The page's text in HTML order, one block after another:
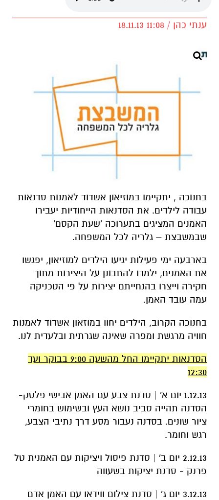
ענתי כהן / 11:08 18.11.13
בחנוכה , יתקיימו במוזיאון אשדוד לאמנות סדנאות
עבודה לילדים. את הסדנאות הייחודיות יעבירו
האמנים המציגים בתערוכה 'שעת הקסם'
שבמשבצת – גלריה לכל המשפחה.
בארבעה ימי פעילות יגיעו הילדים למוזיאון, יפגשו
את האמנים, ילמדו להתבונן על היצירות מתוך
חקירה וייצרו בהנחייתם יצירות על פי הטכניקה
עמה עובד האמן.
בחנוכה הקרוב, הילדים יחוו במוזאון אשדוד לאמנות
חוויה מרגשת ומפרה שאינה שגרתית ובלעדית לנו.
הסדנאות יתקיימו החל מהשעה 9:00 בבוקר ועד
12:30
1.12.13 יום א' | סדנת צבע עם האמן אבישי פלטק-
הסדנה תהייה סביב נושא העץ ובשימוש בחומרי
ציור שונים. בסדנה נעבור מסע דרך נתיבי הצבע,
רגש וחומר.
2.12.13 יום ב' | סדנת פיסול ויציקות עם האמנית טל
פרנק - סדנת יציקות בשעווה
3.12.13 יום ג' | סדנת צילום ווידאו עם האמן אדם